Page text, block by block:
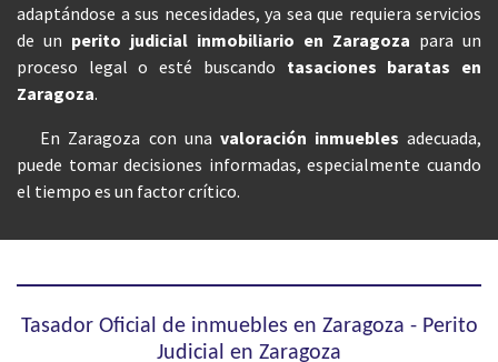
adaptándose a sus necesidades, ya sea que requiera servicios
de un perito judicial inmobiliario en Zaragoza para un
proceso legal o esté buscando tasaciones baratas en
Zaragoza.
En Zaragoza con una valoración inmuebles adecuada,
puede tomar decisiones informadas, especialmente cuando
el tiempo es un factor crítico.
Tasador Oficial de inmuebles en Zaragoza - Perito
Judicial en Zaragoza